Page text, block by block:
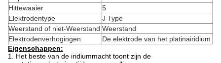
Hittewaaier
5
Elektrodentype
J Type
Weerstand of niet-Weerstand Weerstand
Elektrodenverhogingen
De elektrode van het platinairidium
Eigenschappen:
1. Het beste van de iridiummacht toont zijn de